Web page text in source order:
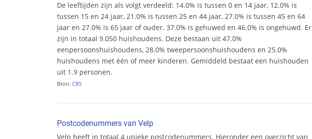
De leeftijden zijn als volgt verdeeld: 14.0% is tussen 0 en 14 jaar, 12.0% is
tussen 15 en 24 jaar, 21.0% is tussen 25 en 44 jaar, 27.0% is tussen 45 en 64
jaar en 27.0% is 65 jaar of ouder. 37.0% is gehuwed en 46.0% is ongehuwd. Er
zijn in totaal 9.050 huishoudens. Deze bestaan uit 47.0%
eenpersoonshuishoudens, 28.0% tweepersoonshuishoudens en 25.0%
huishoudens met één of meer kinderen. Gemiddeld bestaat een huishouden
uit 1.9 personen.
Bron: CBS
Postcodenummers van Velp
Velp heeft in totaal 4 unieke postcodenummers. Hieronder een overzicht van